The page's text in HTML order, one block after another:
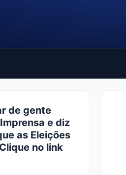
de gente
e diz
as Eleições
no link